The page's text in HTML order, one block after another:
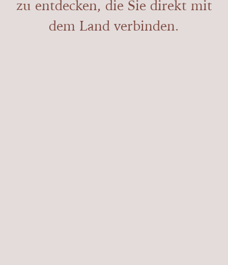
zu entdecken, die Sie direkt mit
dem Land verbinden.